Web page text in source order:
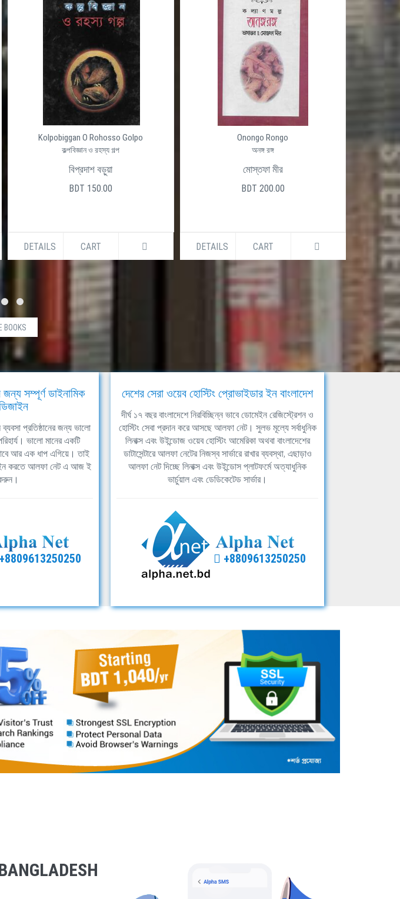
Kolpobiggan O Rohosso Golpo
কল্পবিজ্ঞান ও রহস্য গল্প
বিপ্রদাশ বড়ুয়া
BDT 150.00
DETAILS CART
Onongo Rongo
অনঙ্গ রঙ্গ
মোস্তফা মীর
BDT 200.00
DETAILS CART DETAILS
BOOKS
সম্পূর্ণ ডাইনামিক
প্রতিষ্ঠানের জন্য ভালো
ভালো মানের একটি
আর এক ধাপ এগিয়ে। তাই
করতে আলফা নেট এ আজ ই
+8809613250250
দেশের সেরা ওয়েব হোস্টিং প্রোভাইডার ইন বাংলাদেশ
দীর্ঘ ১৭ বছর বাংলাদেশে নিরবিচ্ছিন্ন ভাবে ডোমেইন রেজিস্ট্রেশন ও
হোস্টিং সেবা প্রদান করে আসছে আলফা নেট। সুলভ মূল্যে সর্বাধুনিক
লিনাক্স এবং উইন্ডোজ ওয়েব হোস্টিং আমেরিকা অথবা বাংলাদেশের
ডাটাসেন্টারে আলফা নেটের নিজস্ব সার্ভারে রাখার ব্যবস্থা, এছাড়াও
আলফা নেট দিচ্ছে লিনাক্স এবং উইন্ডোস প্লাটফর্মে অত্যাধুনিক
ভার্চুয়াল এবং ডেডিকেটেড সার্ভার।
+8809613250250